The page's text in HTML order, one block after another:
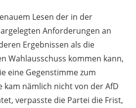
Lesen der in der
Anforderungen an
Ergebnissen als die
Wahlausschuss kommen kann,
eine Gegenstimme zum
kam nämlich nicht von der AfD
verpasste die Partei die Frist,